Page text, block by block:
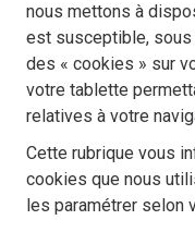
nous mettons à
est susceptible,
des « cookies » sur
votre tablette
relatives à votre
Cette rubrique vous
cookies que nous
les paramétrer selon